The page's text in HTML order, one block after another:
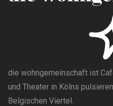
die wohngemeinschaft ist
und Theater in Kölns
Belgischen Viertel.